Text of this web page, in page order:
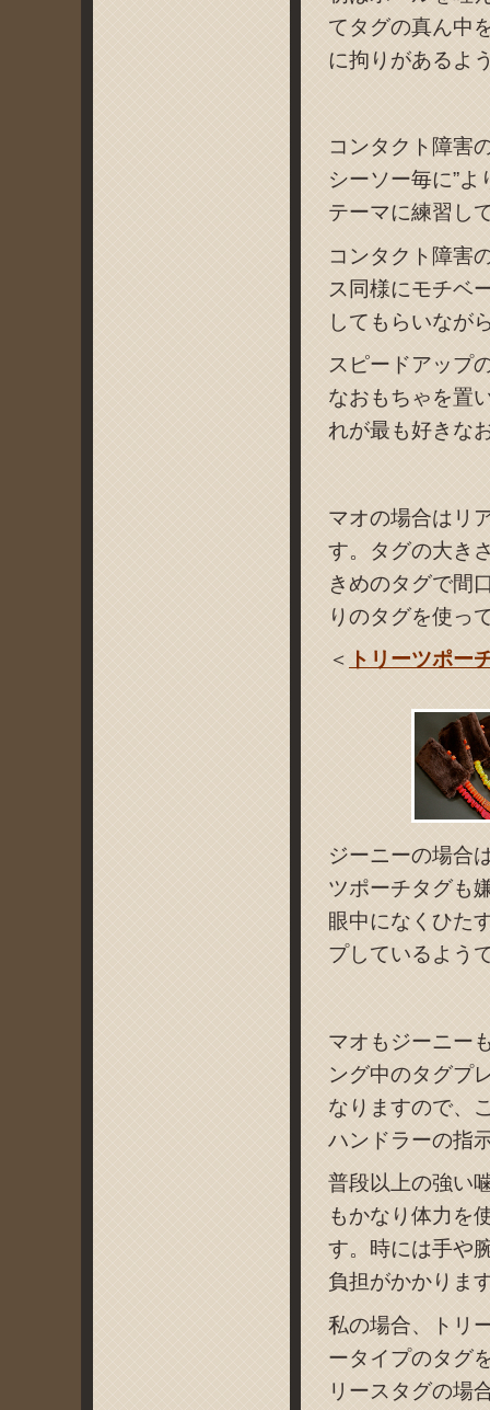
てタグの真ん中
に拘りがあるよ
コンタクト障害
シーソー毎に”よ
テーマに練習し
コンタクト障害
ス同様にモチベ
してもらいなが
スピードアップ
なおもちゃを置
れが最も好きな
マオの場合はリ
す。タグの大き
きめのタグで間
りのタグを使っ
＜
トリーツポー
ジーニーの場合
ツポーチタグも
眼中になくひた
プしているよう
マオもジーニー
ング中のタグプ
なりますので、
ハンドラーの指
普段以上の強い
もかなり体力を
す。時には手や
負担がかかりま
私の場合、トリ
ータイプのタグ
リースタグの場